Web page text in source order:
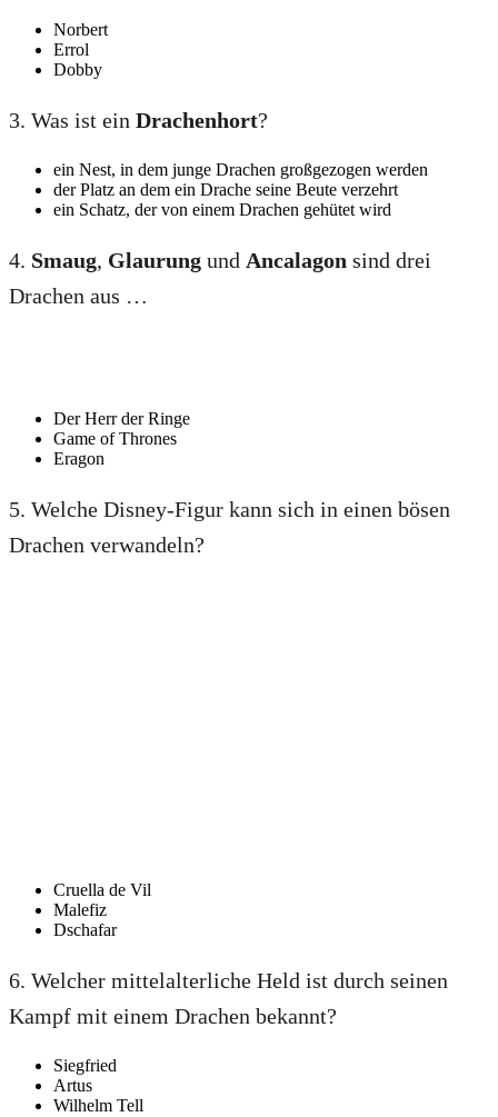
Norbert
Errol
Dobby
3. Was ist ein Drachenhort?
ein Nest, in dem junge Drachen großgezogen werden
der Platz an dem ein Drache seine Beute verzehrt
ein Schatz, der von einem Drachen gehütet wird
4. Smaug, Glaurung und Ancalagon sind drei
Drachen aus …
Der Herr der Ringe
Game of Thrones
Eragon
5. Welche Disney-Figur kann sich in einen bösen
Drachen verwandeln?
Cruella de Vil
Malefiz
Dschafar
6. Welcher mittelalterliche Held ist durch seinen
Kampf mit einem Drachen bekannt?
Siegfried
Artus
Wilhelm Tell